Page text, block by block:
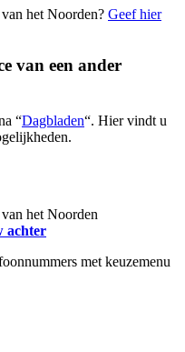
het Noorden? Geef hier
van een ander
“Dagbladen“. Hier vindt u
het Noorden
achter
met keuzemenu